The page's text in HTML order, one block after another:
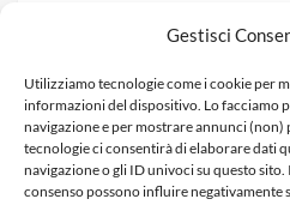
Gestisci
Utilizziamo tecnologie come i cookie per
informazioni del dispositivo. Lo facciamo
navigazione e per mostrare annunci (non)
tecnologie ci consentirà di elaborare dati
navigazione o gli ID univoci su questo
consenso possono influire negativamente
Fenilchetonuria
Dieta militare: come funziona,
dimagrire in 3 giorni